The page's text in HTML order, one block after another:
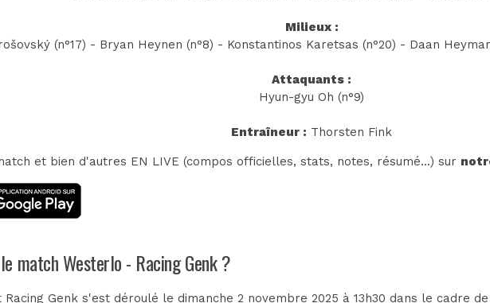
Milieux :
(n°17) - Bryan Heynen (n°8) - Konstantinos Karetsas (n°20) - Daan
Attaquants :
Hyun-gyu Oh (n°9)
Entraîneur : Thorsten Fink
et bien d'autres EN LIVE (compos officielles, stats, notes, résumé...) sur
match Westerlo - Racing Genk ?
Genk s'est déroulé le dimanche 2 novembre 2025 à 13h30 dans le cadre